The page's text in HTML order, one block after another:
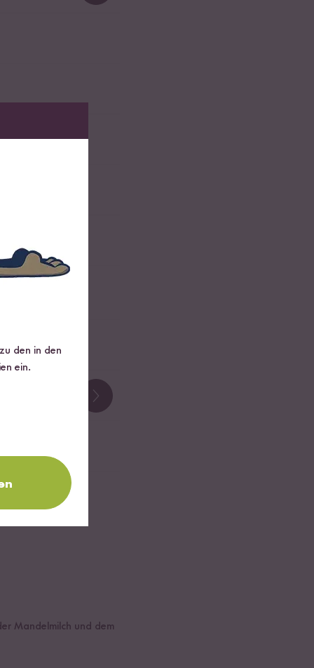
Mandelmilch und dem
den in den
ein.